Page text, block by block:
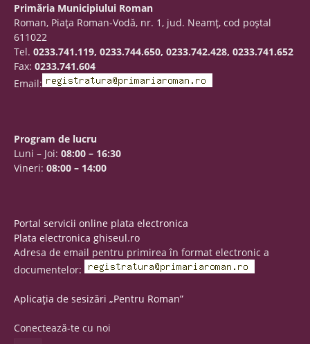
Primăria Municipiului Roman
Roman, Piaţa Roman-Vodă, nr. 1, jud. Neamţ, cod poştal
611022
Tel. 0233.741.119, 0233.744.650, 0233.742.428, 0233.741.652
Fax: 0233.741.604
Email:
Program de lucru
Luni – Joi: 08:00 – 16:30
Vineri: 08:00 – 14:00
Portal servicii online plata electronica
Plata electronica ghiseul.ro
Adresa de email pentru primirea în format electronic a
documentelor:
Aplicația de sesizări „Pentru Roman”
Conectează-te cu noi